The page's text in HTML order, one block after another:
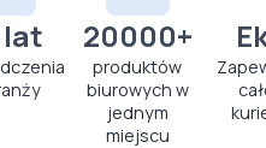
lat 20000+
produktów
biurowych w
jednym
miejscu